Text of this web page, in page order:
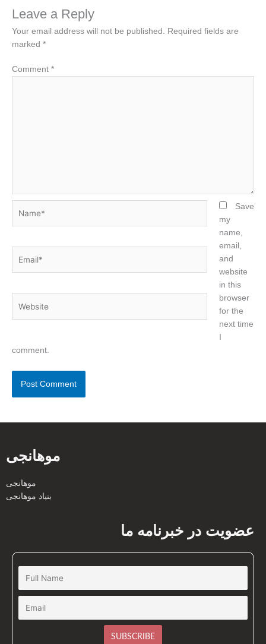
Leave a Reply
Your email address will not be published.
Required fields are
marked *
Comment *
Save
my
name,
email,
and
website
in this
browser
for the
next time
I
comment.
موهانجی
موهانجی
بنیاد موهانجی
عضویت در خبرنامه ما